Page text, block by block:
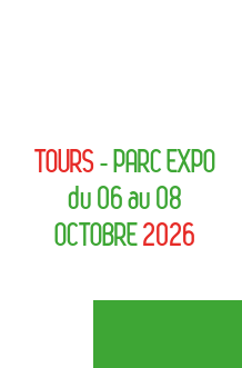
TOURS- PARC EXPO
du 06 au 08
OCTOBRE2026